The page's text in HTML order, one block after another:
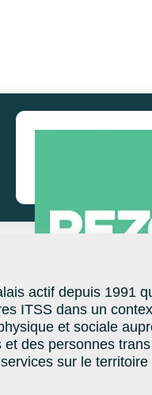
actif depuis 1991
ITSS dans un
et sociale
des personnes trans
sur le territoire